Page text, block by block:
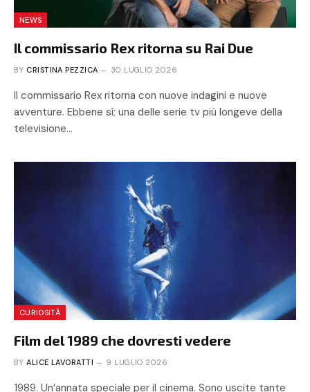
NEWS
Il commissario Rex ritorna su Rai Due
BY CRISTINA PEZZICA 30 LUGLIO 2026
Il commissario Rex ritorna con nuove indagini e nuove
avventure. Ebbene sì; una delle serie tv più longeve della
televisione…
CURIOSITÀ
Film del 1989 che dovresti vedere
BY ALICE LAVORATTI 9 LUGLIO 2026
1989. Un’annata speciale per il cinema. Sono uscite tante